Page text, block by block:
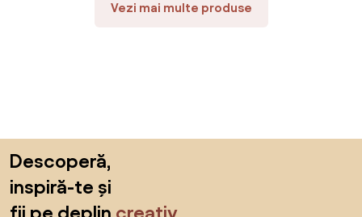
Vezi mai multe produse
Descoperă,
inspiră-te și
fii pe deplin creativ